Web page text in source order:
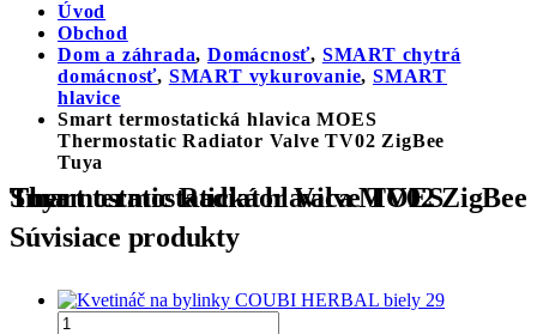
Úvod
Obchod
Dom a záhrada,Domácnosť, SMART chytrá
domácnosť, SMART vykurovanie,SMART
hlavice
Smart termostatická hlavica MOES
Thermostatic Radiator Valve TV02 ZigBee
Tuya
Smart termostatická hlavica MOES Thermostatic Radiator Valve TV02 ZigBee Tuya
Súvisiace produkty